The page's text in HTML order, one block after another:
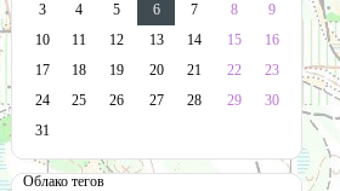
3
4 5 6 7 8
9
10
11 12 13 14 15
16
17
18 19 20 21 22
23
24
25 26 27 28 29
30
31
Облако тегов